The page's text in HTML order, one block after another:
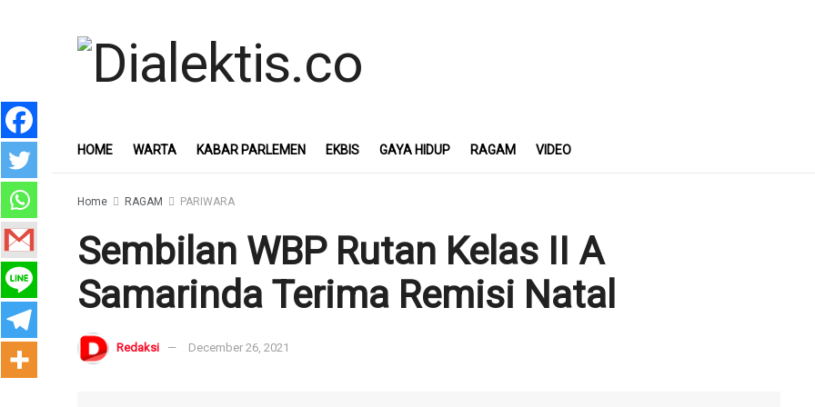
HOME WARTA KABAR PARLEMEN EKBIS GAYA HIDUP RAGAM VIDEO
Home RAGAM PARIWARA
Sembilan WBP Rutan Kelas II A
Samarinda Terima Remisi Natal
Redaksi December 26, 2021